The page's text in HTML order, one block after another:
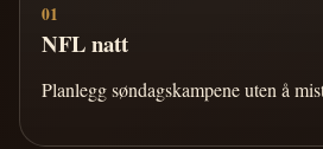
01
NFL natt
Planlegg søndagskampene uten å